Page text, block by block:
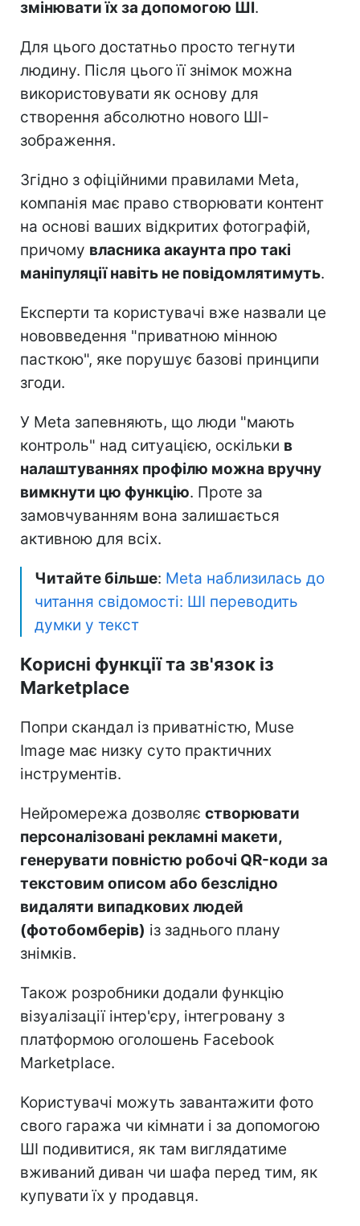
змінювати їх за допомогою ШІ.
Для цього достатньо просто тегнути
людину. Після цього її знімок можна
використовувати як основу для
створення абсолютно нового ШІ-
зображення.
Згідно з офіційними правилами Meta,
компанія має право створювати контент
на основі ваших відкритих фотографій,
причому власника акаунта про такі
маніпуляції навіть не повідомлятимуть.
Експерти та користувачі вже назвали це
нововведення "приватною мінною
пасткою", яке порушує базові принципи
згоди.
У Meta запевняють, що люди "мають
контроль" над ситуацією, оскільки в
налаштуваннях профілю можна вручну
вимкнути цю функцію. Проте за
замовчуванням вона залишається
активною для всіх.
Читайте більше: Meta наблизилась до
читання свідомості: ШІ переводить
думки у текст
Корисні функції та зв'язок із
Marketplace
Попри скандал із приватністю, Muse
Image має низку суто практичних
інструментів.
Нейромережа дозволяє створювати
персоналізовані рекламні макети,
генерувати повністю робочі QR-коди за
текстовим описом або безслідно
видаляти випадкових людей
(фотобомберів) із заднього плану
знімків.
Також розробники додали функцію
візуалізації інтер'єру, інтегровану з
платформою оголошень Facebook
Marketplace.
Користувачі можуть завантажити фото
свого гаража чи кімнати і за допомогою
ШІ подивитися, як там виглядатиме
вживаний диван чи шафа перед тим, як
купувати їх у продавця.